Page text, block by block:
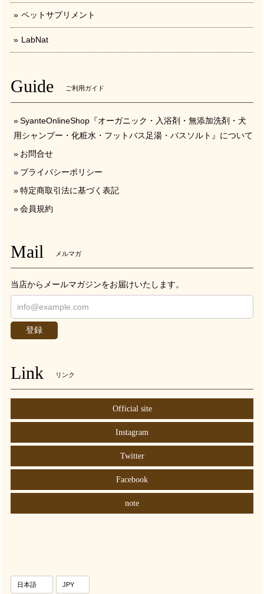
ペットサプリメント
LabNat
Guide ご利用ガイド
SyanteOnlineShop『オーガニック・入浴剤・無添加洗剤・犬
用シャンプー・化粧水・フットバス足湯・バスソルト』について
お問合せ
プライバシーポリシー
特定商取引法に基づく表記
会員規約
Mail メルマガ
当店からメールマガジンをお届けいたします。
登録
Link リンク
Official site
Instagram
Twitter
Facebook
note